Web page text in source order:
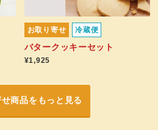
お取り寄せ 冷蔵便
バタークッキーセット
¥1,925
商品をもっと見る